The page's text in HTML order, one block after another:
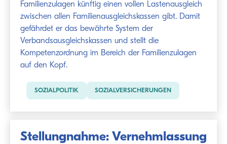
Familienzulagen künftig einen vollen Lastenausgleich
zwischen allen Familienausgleichskassen gibt. Damit
gefährdet er das bewährte System der
Verbandsausgleichskassen und stellt die
Kompetenzordnung im Bereich der Familienzulagen
auf den Kopf.
SOZIALPOLITIK SOZIALVERSICHERUNGEN
Stellungnahme: Vernehmlassung